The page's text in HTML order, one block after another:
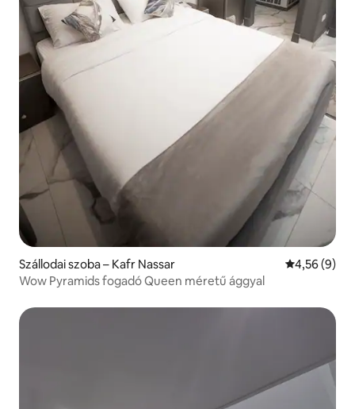
Szállodai szoba – Kafr Nassar Átlagos
4,56 (9)
Wow Pyramids fogadó Queen méretű ággyal